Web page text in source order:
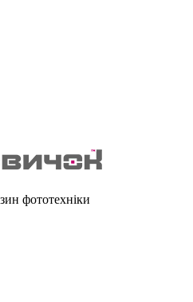
фототехніки